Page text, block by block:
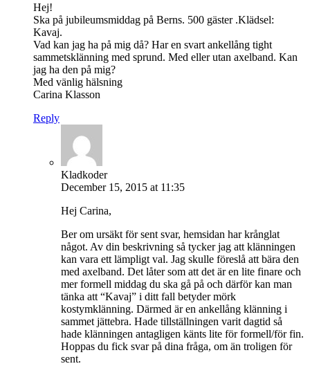
Hej!
Ska på jubileumsmiddag på Berns. 500 gäster .Klädsel:
Kavaj.
Vad kan jag ha på mig då? Har en svart ankellång tight
sammetsklänning med sprund. Med eller utan axelband. Kan
jag ha den på mig?
Med vänlig hälsning
Carina Klasson
Reply
Kladkoder
December 15, 2015 at 11:35
Hej Carina,
Ber om ursäkt för sent svar, hemsidan har krånglat
något. Av din beskrivning så tycker jag att klänningen
kan vara ett lämpligt val. Jag skulle föreslå att bära den
med axelband. Det låter som att det är en lite finare och
mer formell middag du ska gå på och därför kan man
tänka att “Kavaj” i ditt fall betyder mörk
kostymklänning. Därmed är en ankellång klänning i
sammet jättebra. Hade tillställningen varit dagtid så
hade klänningen antagligen känts lite för formell/för fin.
Hoppas du fick svar på dina fråga, om än troligen för
sent.